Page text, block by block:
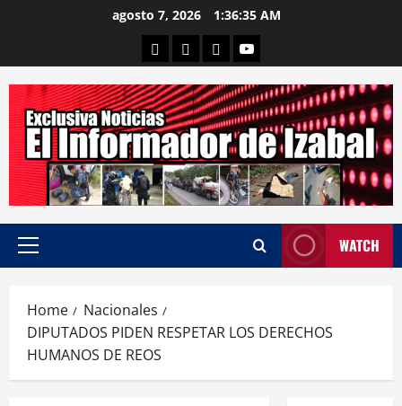
agosto 7, 2026 1:36:36 AM
Departamental
Nacionales
Internacional
Canal
Primary
WATCH
Home
Nacionales
DIPUTADOS PIDEN RESPETAR LOS DERECHOS
HUMANOS DE REOS